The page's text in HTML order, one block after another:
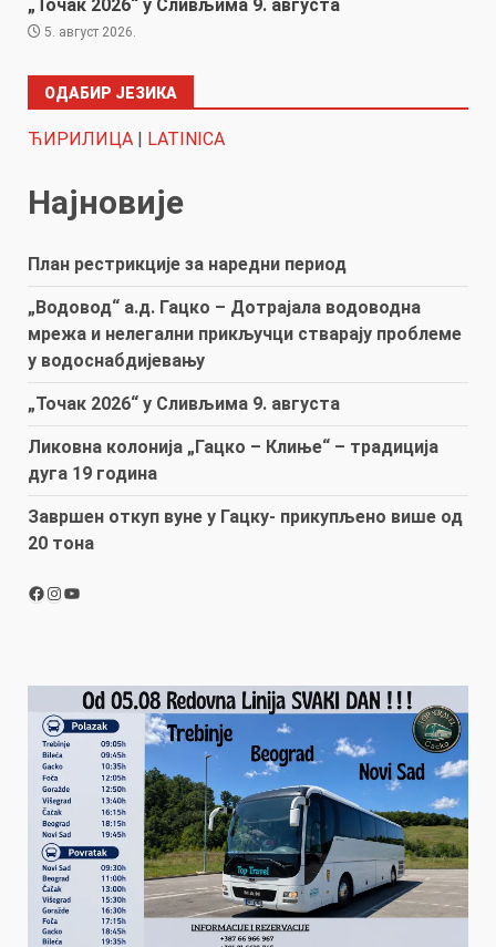
„Точак 2026“ у Сливљима 9. августа
5. август 2026.
ОДАБИР ЈЕЗИКА
ЋИРИЛИЦА | LATINICA
Најновије
План рестрикције за наредни период
„Водовод“ а.д. Гацко – Дотрајала водоводна
мрежа и нелегални прикључци стварају проблеме
у водоснабдијевању
„Точак 2026“ у Сливљима 9. августа
Ликовна колонија „Гацко – Клиње“ – традиција
дуга 19 година
Завршен откуп вуне у Гацку- прикупљено више од
20 тона
Facebook
Instagram
YouTube